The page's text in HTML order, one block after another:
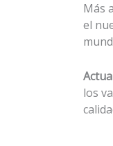
Más
el
los